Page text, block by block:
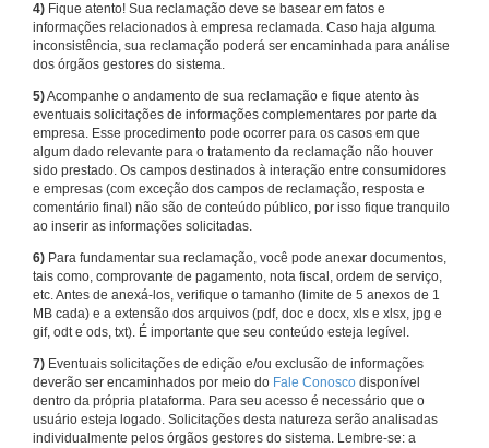
4) Fique atento! Sua reclamação deve se basear em fatos e
informações relacionados à empresa reclamada. Caso haja alguma
inconsistência, sua reclamação poderá ser encaminhada para análise
dos órgãos gestores do sistema.
5)Acompanhe o andamento de sua reclamação e fique atento às
eventuais solicitações de informações complementares por parte da
empresa. Esse procedimento pode ocorrer para os casos em que
algum dado relevante para o tratamento da reclamação não houver
sido prestado. Os campos destinados à interação entre consumidores
e empresas (com exceção dos campos de reclamação, resposta e
comentário final) não são de conteúdo público, por isso fique tranquilo
ao inserir as informações solicitadas.
6) Para fundamentar sua reclamação, você pode anexar documentos,
tais como, comprovante de pagamento, nota fiscal, ordem de serviço,
etc. Antes de anexá-los, verifique o tamanho (limite de 5 anexos de 1
MB cada) e a extensão dos arquivos (pdf, doc e docx, xls e xlsx, jpg e
gif, odt e ods, txt). É importante que seu conteúdo esteja legível.
7) Eventuais solicitações de edição e/ou exclusão de informações
deverão ser encaminhados por meio do Fale Conosco disponível
dentro da própria plataforma. Para seu acesso é necessário que o
usuário esteja logado. Solicitações desta natureza serão analisadas
individualmente pelos órgãos gestores do sistema. Lembre-se: a